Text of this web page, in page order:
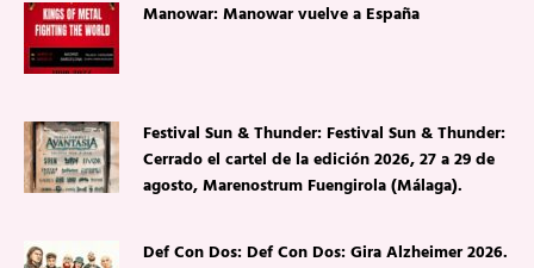
Manowar: Manowar vuelve a España
Festival Sun & Thunder: Festival Sun & Thunder:
Cerrado el cartel de la edición 2026, 27 a 29 de
agosto, Marenostrum Fuengirola (Málaga).
Def Con Dos: Def Con Dos: Gira Alzheimer 2026.